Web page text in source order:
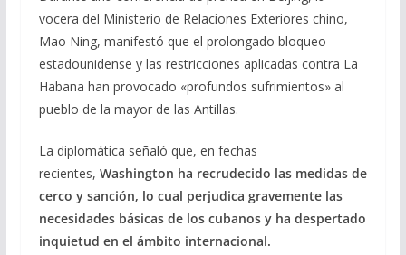
vocera del Ministerio de Relaciones Exteriores chino,
Mao Ning, manifestó que el prolongado bloqueo
estadounidense y las restricciones aplicadas contra La
Habana han provocado «profundos sufrimientos» al
pueblo de la mayor de las Antillas.
La diplomática señaló que, en fechas
recientes, Washington ha recrudecido las medidas de
cerco y sanción, lo cual perjudica gravemente las
necesidades básicas de los cubanos y ha despertado
inquietud en el ámbito internacional.